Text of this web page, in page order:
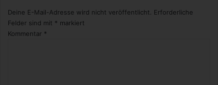
Deine E-Mail-Adresse wird nicht veröffentlicht.
Erforderliche
Felder sind mit * markiert
Kommentar *